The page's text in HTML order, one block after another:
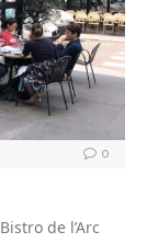
0
de l’Arc